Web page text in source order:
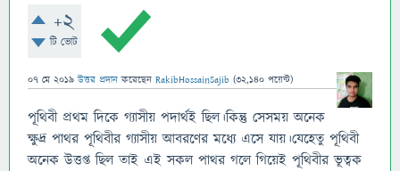
+2
টি ভোট
07 মে 2019 উত্তর প্রদান করেছেন RakibHossainSajib (32,140 পয়েন্ট)
পূথিবী প্রথম দিকে গ্যাসীয় পদার্থই ছিল।কিন্তু সেসময় অনেক
ক্ষুদ্র পাথর পূথিবীর গ্যাসীয় আবরণের মধ্যে এসে যায়।যেহেতু পূথিবী
অনেক উত্তপ্ত ছিল তাই এই সকল পাথর গলে গিয়েই পূথিবীর ভূত্বক